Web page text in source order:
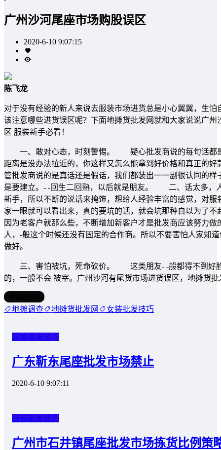
广州沙河尾座市场购股误区
2020-6-10 9:07:15
陈飞龙
对于没有经验的新人来说去服装市场进货总是小心翼翼，生
该注意哪些进货误区呢？下面地摊货批发网就和大家说说广
区 服装新手必看！
一、敢对心态，时刻警惕。 疑心批发商说的每句话都是
距离是没办法拉近的，你这样又怎么能拿到好价格和真正的
管批发商说的是真话还是假话，我们都装出一一副很认同的
是要建立。- -回生二回熟，以后就是朋友。 二、话太多
新手，所以不断的说话来掩饰，想给人经验丰富的感觉，对
家一眼就可以看出来，真的要坑的话，就会坑那种自以为了
因为老客户就那么些，不断增加新客户才是批发商应该努力
人，-般这个时候还没有固定的合作商。所以不要害怕人家知
做好。
三、害怕被坑，死命砍价。 这类朋友- -般都得不到好脸
的，一般不会 被宰。广州沙河有尾货市场进货误区，地摊货
地摊调查 地摊货批发网 女装批发技巧
服装批发技巧
广东靳东尾座批发市场禁止
2020-6-10 9:07:11
服装批发技巧
广州市石井镇尾座批发市场拣货比例策